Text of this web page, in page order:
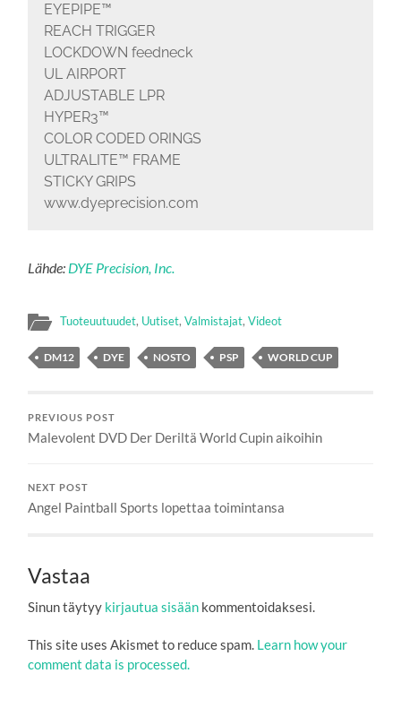
EYEPIPE™
REACH TRIGGER
LOCKDOWN feedneck
UL AIRPORT
ADJUSTABLE LPR
HYPER3™
COLOR CODED ORINGS
ULTRALITE™ FRAME
STICKY GRIPS
www.dyeprecision.com
Lähde: DYE Precision, Inc.
Tuoteuutuudet, Uutiset,Valmistajat,Videot
DM12 DYE NOSTO PSP WORLD CUP
PREVIOUS POST
Malevolent DVD Der Deriltä World Cupin aikoihin
NEXT POST
Angel Paintball Sports lopettaa toimintansa
Vastaa
Sinun täytyy kirjautua sisään kommentoidaksesi.
This site uses Akismet to reduce spam. Learn how your
comment data is processed.